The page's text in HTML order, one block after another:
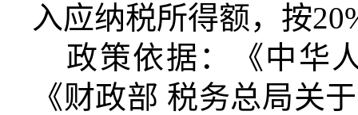
入应纳税所得额，按
政策依据：《中华
《财政部 税务总局关